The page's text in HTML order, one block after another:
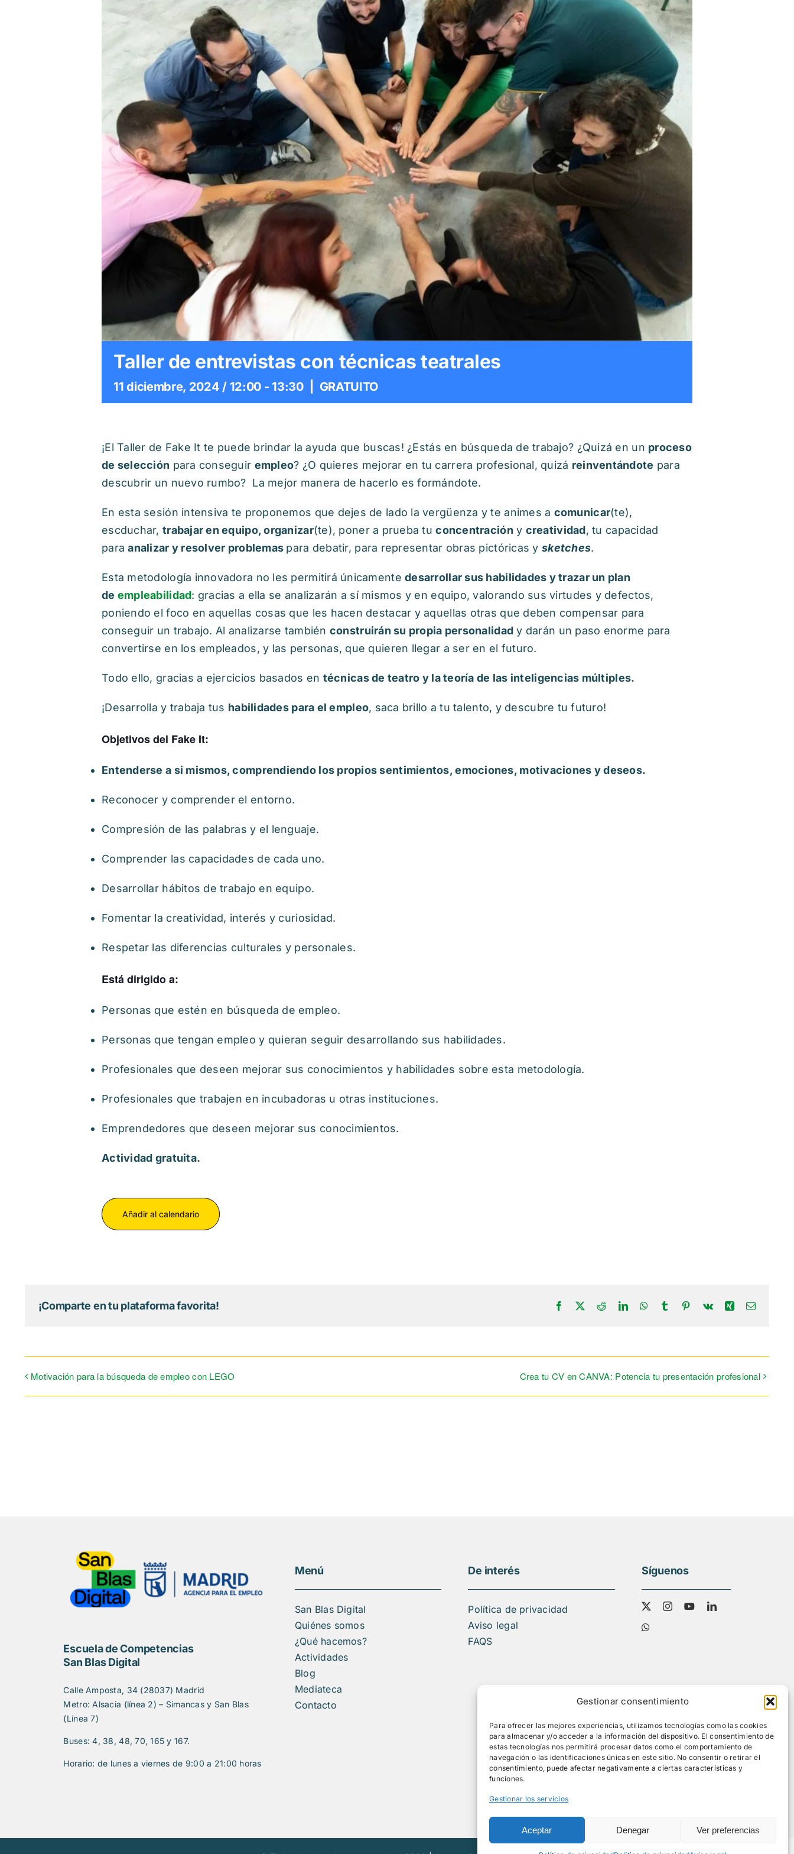
Gestionar consentimiento
Para ofrecer las mejores experiencias, utilizamos tecnologías como las cookies
para almacenar y/o acceder a la información del dispositivo. El consentimiento de
estas tecnologías nos permitirá procesar datos como el comportamiento de
navegación o las identificaciones únicas en este sitio. No consentir o retirar el
consentimiento, puede afectar negativamente a ciertas características y
funciones.
Gestionar los servicios
Aceptar Denegar Ver preferencias
Taller de entrevistas con técnicas teatrales
11 diciembre, 2024 / 12:00 - 13:30 GRATUITO
¡El Taller de Fake It te puede brindar la ayuda que buscas! ¿Estás en búsqueda de trabajo? ¿Quizá en un proceso
de selección para conseguir empleo? ¿O quieres mejorar en tu carrera profesional, quizá reinventándote para
descubrir un nuevo rumbo? La mejor manera de hacerlo es formándote.
En esta sesión intensiva te proponemos que dejes de lado la vergüenza y te animes a comunicar(te),
escduchar, trabajar en equipo, organizar(te), poner a prueba tuconcentración y creatividad, tu capacidad
paraanalizar y resolver problemas para debatir, para representar obras pictóricas y sketches.
Esta metodología innovadora no les permitirá únicamentedesarrollar sus habilidades y trazar un plan
de empleabilidad: gracias a ella se analizarán a sí mismos y en equipo, valorando sus virtudes y defectos,
poniendo el foco en aquellas cosas que les hacen destacar y aquellas otras que deben compensar para
conseguir un trabajo. Al analizarse también construirán su propia personalidad y darán un paso enorme para
convertirse en los empleados, y las personas, que quieren llegar a ser en el futuro.
Todo ello, gracias a ejercicios basados en técnicas de teatro y la teoría de las inteligencias múltiples.
¡Desarrolla y trabaja tus habilidades para el empleo, saca brillo a tu talento, y descubre tu futuro!
Objetivos del Fake It:
Entenderse a si mismos, comprendiendo los propios sentimientos, emociones, motivaciones y deseos.
Reconocer y comprender el entorno.
Compresión de las palabras y el lenguaje.
Comprender las capacidades de cada uno.
Desarrollar hábitos de trabajo en equipo.
Fomentar la creatividad, interés y curiosidad.
Respetar las diferencias culturales y personales.
Está dirigido a:
Personas que estén en búsqueda de empleo.
Personas que tengan empleo y quieran seguir desarrollando sus habilidades.
Profesionales que deseen mejorar sus conocimientos y habilidades sobre esta metodología.
Profesionales que trabajen en incubadoras u otras instituciones.
Emprendedores que deseen mejorar sus conocimientos.
Actividad gratuita.
Añadir al calendario
¡Comparte en tu plataforma favorita! Facebook RedditLinkedInWhatsApp
Tumblr Pinterest
Vk XingCorreo
Motivación para la búsqueda de empleo con LEGO Crea tu CV en CANVA: Potencia tu presentación profesional
Escuela de Competencias
San Blas Digital
Calle Amposta, 34 (28037) Madrid
Metro: Alsacia (línea 2) – Simancas y San Blas
(Línea 7)
Buses: 4, 38, 48, 70, 165 y 167.
Horario: de lunes a viernes de 9:00 a 21:00 horas
Menú
San Blas Digital
Quiénes somos
¿Qué hacemos?
Actividades
Blog
Mediateca
Contacto
De interés
Política de privacidad
Aviso legal
FAQS
Síguenos